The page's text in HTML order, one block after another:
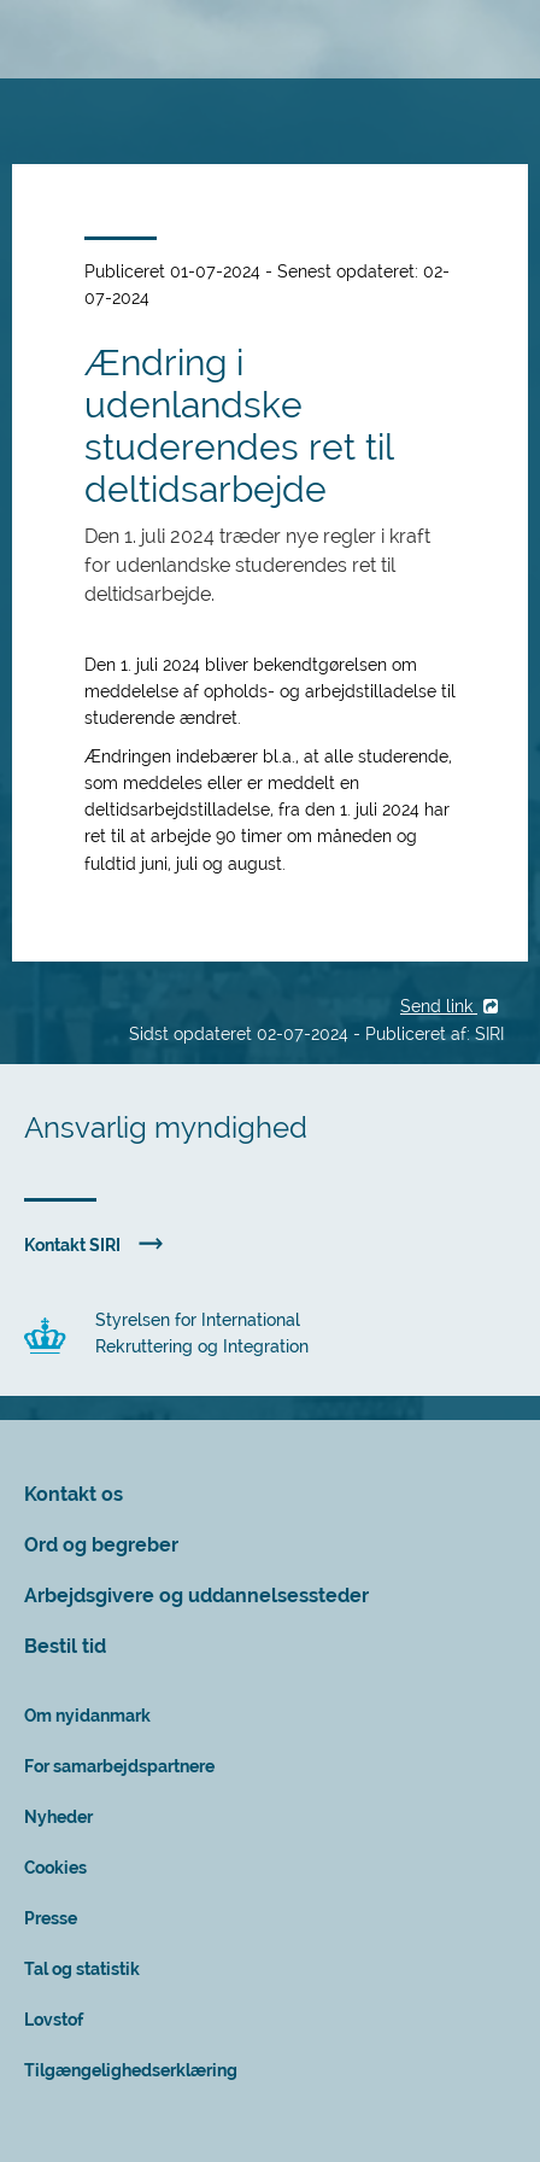
Publiceret 01-07-2024 - Senest opdateret: 02-
07-2024
Ændring i
udenlandske
studerendes ret til
deltidsarbejde
Den 1. juli 2024 træder nye regler i kraft
for udenlandske studerendes ret til
deltidsarbejde.
Den 1. juli 2024 bliver bekendtgørelsen om
meddelelse af opholds- og arbejdstilladelse til
studerende ændret.
Ændringen indebærer bl.a., at alle studerende,
som meddeles eller er meddelt en
deltidsarbejdstilladelse, fra den 1. juli 2024 har
ret til at arbejde 90 timer om måneden og
fuldtid juni, juli og august.
Send link
Sidst opdateret 02-07-2024 - Publiceret af: SIRI
Ansvarlig myndighed
Kontakt SIRI
Styrelsen for International
Rekruttering og Integration
Kontakt os
Ord og begreber
Arbejdsgivere og uddannelsessteder
Bestil tid
Om nyidanmark
For samarbejdspartnere
Nyheder
Cookies
Presse
Tal og statistik
Lovstof
Tilgængelighedserklæring